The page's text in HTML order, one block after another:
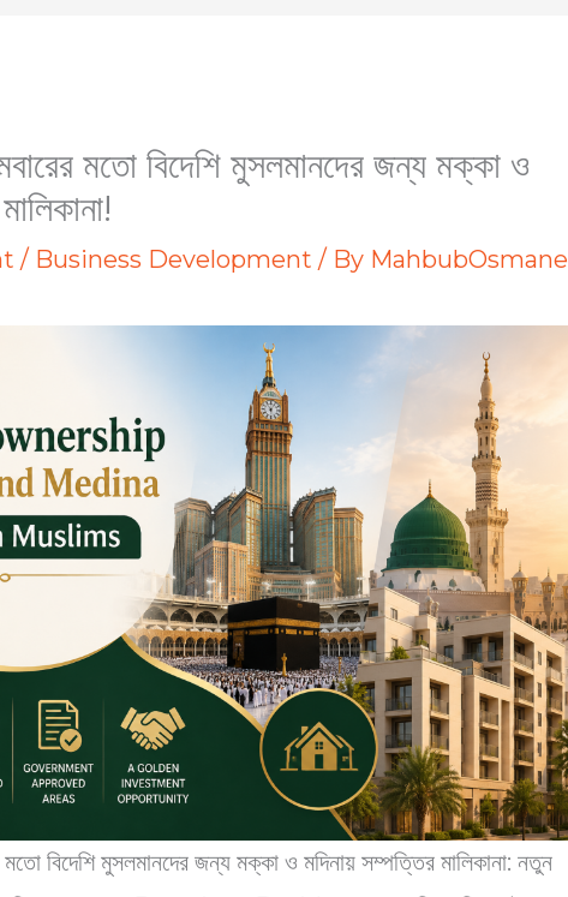
মতো বিদেশি মুসলমানদের জন্য মক্কা ও
/ Business Development / By MahbubOsmane
বিদেশি মুসলমানদের জন্য মক্কা ও মদিনায় সম্পত্তির মালিকানা: নতুন